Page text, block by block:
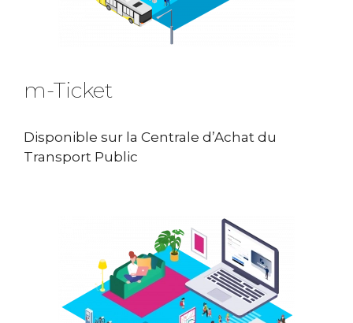
m-Ticket
Disponible sur la Centrale d’Achat du
Transport Public